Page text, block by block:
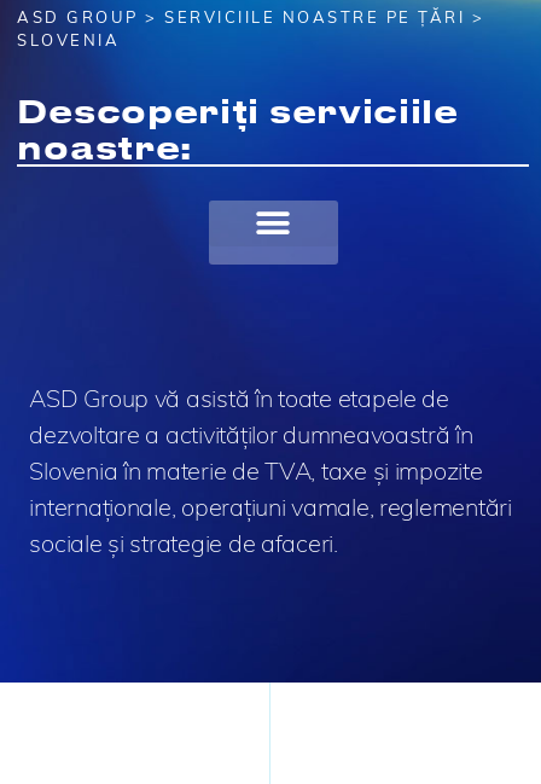
ASD GROUP >SERVICIILE NOASTRE PE ȚĂRI >
SLOVENIA
Descoperiți serviciile
noastre:
ASD Group vă asistă în toate etapele de
dezvoltare a activităților dumneavoastră în
Slovenia în materie de TVA, taxe și impozite
internaționale, operațiuni vamale, reglementări
sociale și strategie de afaceri.